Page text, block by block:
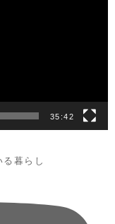
35:42
暮らし